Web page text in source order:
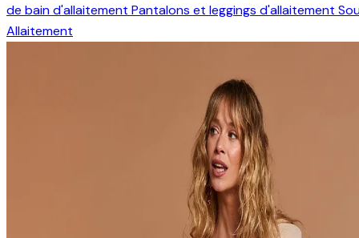
de bain d'allaitement Pantalons et leggings d'allaitement
Allaitement